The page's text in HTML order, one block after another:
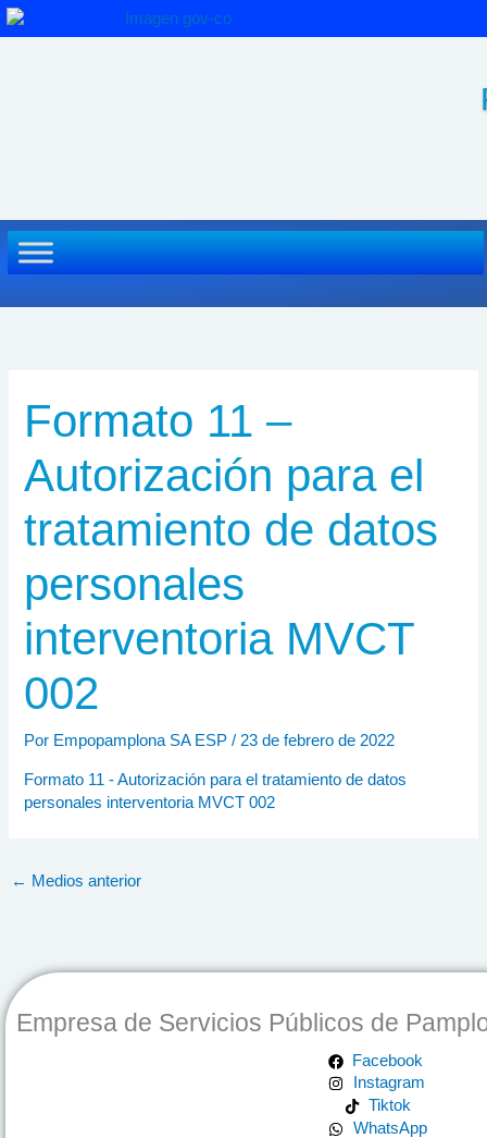
Ir
Formato 11 –
Autorización para el
tratamiento de datos
personales
interventoria MVCT
002
Por Empopamplona SA ESP/23 de febrero de 2022
Formato 11 - Autorización para el tratamiento de datos
personales interventoria MVCT 002
← Medios anterior
Empresa de Servicios Públicos de
Facebook
Instagram
Tiktok
WhatsApp